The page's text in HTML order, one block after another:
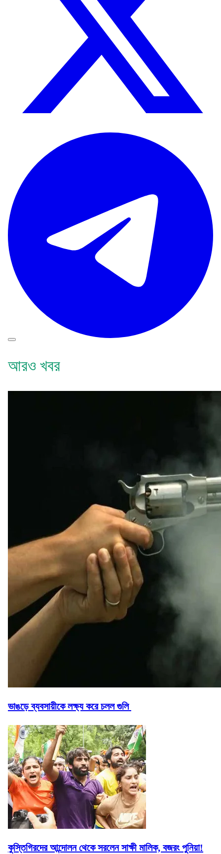
আরও খবর
ভাঙড়ে ব্যবসায়ীকে লক্ষ্য করে চলল গুলি
কুস্তিগিরদের আন্দোলন থেকে সরলেন সাক্ষী মালিক, বজরং পুনিয়া!